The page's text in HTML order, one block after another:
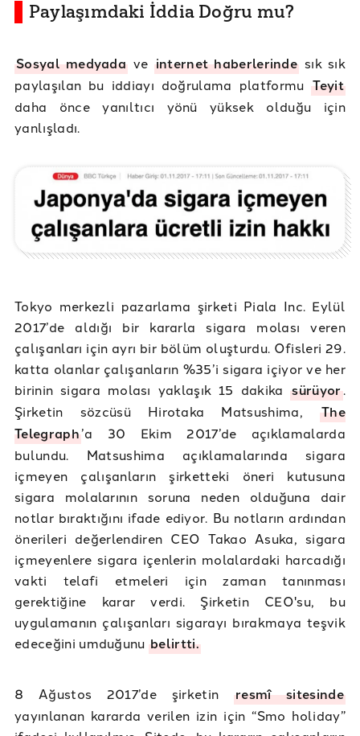
Paylaşımdaki İddia Doğru mu?
Sosyal medyada ve internet haberlerinde sık sık
paylaşılan bu iddiayı doğrulama platformuTeyit
daha önce yanıltıcı yönü yüksek olduğu için
yanlışladı.
Tokyo merkezli pazarlama şirketi Piala Inc. Eylül
2017’de aldığı bir kararla sigara molası veren
çalışanları için ayrı bir bölüm oluşturdu. Ofisleri 29.
katta olanlar çalışanların %35’i sigara içiyor ve her
birinin sigara molası yaklaşık 15 dakikasürüyor.
Şirketin sözcüsü Hirotaka Matsushima,The
Telegraph’a 30 Ekim 2017’de açıklamalarda
bulundu. Matsushima açıklamalarında sigara
içmeyen çalışanların şirketteki öneri kutusuna
sigara molalarının soruna neden olduğuna dair
notlar bıraktığını ifade ediyor. Bu notların ardından
önerileri değerlendiren CEO Takao Asuka, sigara
içmeyenlere sigara içenlerin molalardaki harcadığı
vakti telafi etmeleri için zaman tanınması
gerektiğine karar verdi. Şirketin CEO'su, bu
uygulamanın çalışanları sigarayı bırakmaya teşvik
edeceğini umduğunubelirtti.
8 Ağustos 2017’de şirketin resmî sitesinde
yayınlanan kararda verilen izin için “Smo holiday”